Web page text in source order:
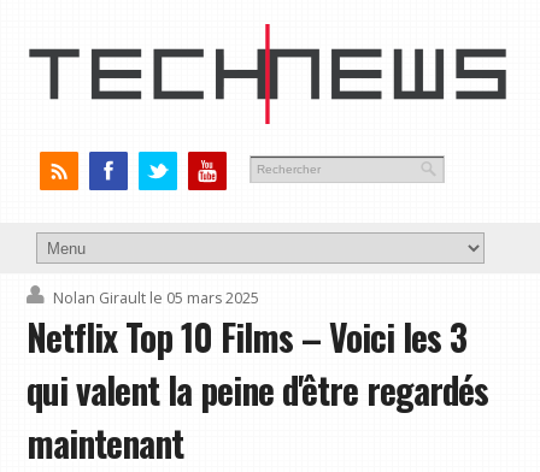
Nolan Girault le 05 mars 2025
Netflix Top 10 Films – Voici les 3
qui valent la peine d'être regardés
maintenant